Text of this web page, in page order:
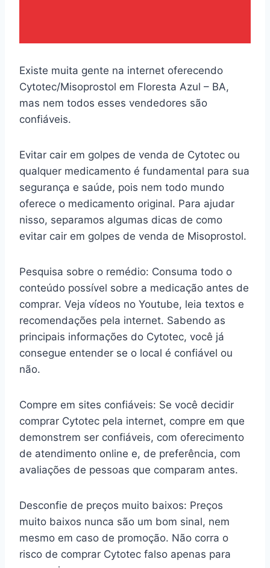
Existe muita gente na internet oferecendo
Cytotec/Misoprostol em Floresta Azul – BA,
mas nem todos esses vendedores são
confiáveis.
Evitar cair em golpes de venda de Cytotec ou
qualquer medicamento é fundamental para sua
segurança e saúde, pois nem todo mundo
oferece o medicamento original. Para ajudar
nisso, separamos algumas dicas de como
evitar cair em golpes de venda de Misoprostol.
Pesquisa sobre o remédio: Consuma todo o
conteúdo possível sobre a medicação antes de
comprar. Veja vídeos no Youtube, leia textos e
recomendações pela internet. Sabendo as
principais informações do Cytotec, você já
consegue entender se o local é confiável ou
não.
Compre em sites confiáveis: Se você decidir
comprar Cytotec pela internet, compre em que
demonstrem ser confiáveis, com oferecimento
de atendimento online e, de preferência, com
avaliações de pessoas que comparam antes.
Desconfie de preços muito baixos: Preços
muito baixos nunca são um bom sinal, nem
mesmo em caso de promoção. Não corra o
risco de comprar Cytotec falso apenas para